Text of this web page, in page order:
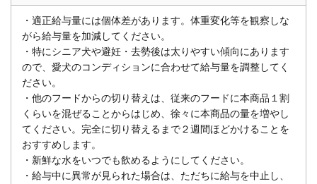
・適正給与量には個体差があります。体重変化等を観察しな
がら給与量を加減してください。
・特にシニア犬や避妊・去勢後は太りやすい傾向にあります
ので、愛犬のコンディションに合わせて給与量を調整してく
ださい。
・他のフードからの切り替えは、従来のフードに本商品１割
くらいを混ぜることからはじめ、徐々に本商品の量を増やし
てください。完全に切り替えるまで２週間ほどかけることを
おすすめします。
・新鮮な水をいつでも飲めるようにしてください。
・給与中に異常が見られた場合は、ただちに給与を中止し、